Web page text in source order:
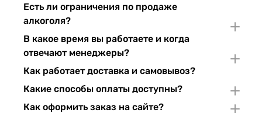
Есть ли ограничения по продаже
алкоголя?
В какое время вы работаете и когда
отвечают менеджеры?
Как работает доставка и самовывоз?
Какие способы оплаты доступны?
Как оформить заказ на сайте?